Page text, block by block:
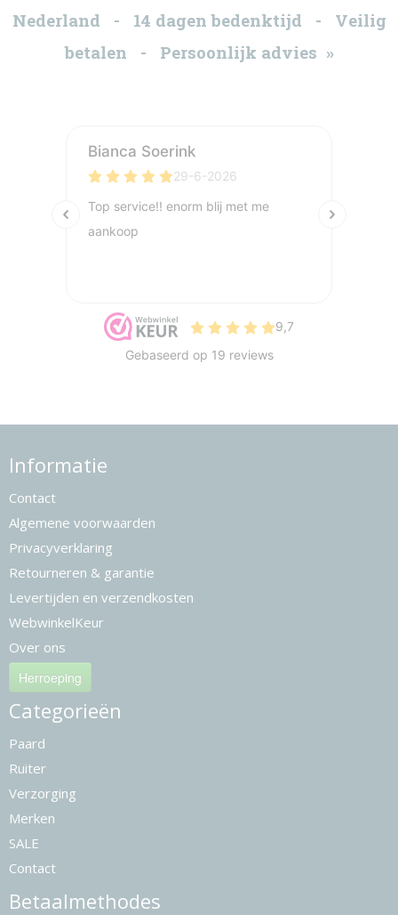
Nederland - 14 dagen bedenktijd - Veilig
betalen - Persoonlijk advies »
Informatie
Contact
Algemene voorwaarden
Privacyverklaring
Retourneren & garantie
Levertijden en verzendkosten
WebwinkelKeur
Over ons
Herroeping
Categorieën
Paard
Ruiter
Verzorging
Merken
SALE
Contact
Betaalmethodes